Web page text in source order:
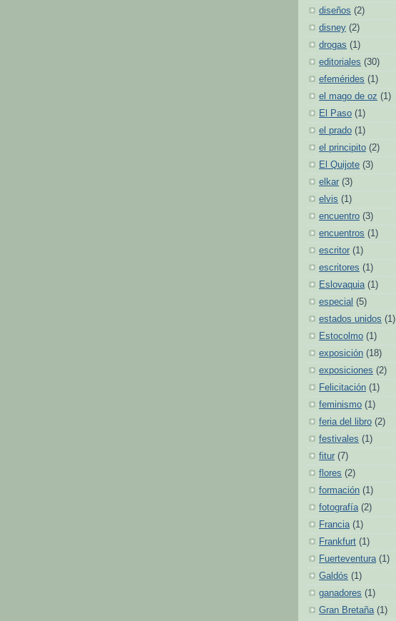
diseños (2)
disney (2)
drogas (1)
editoriales (30)
efemérides (1)
el mago de oz (1)
El Paso (1)
el prado (1)
el principito (2)
El Quijote (3)
elkar (3)
elvis (1)
encuentro (3)
encuentros (1)
escritor (1)
escritores (1)
Eslovaquia (1)
especial (5)
estados unidos (1)
Estocolmo (1)
exposición (18)
exposiciones (2)
Felicitación (1)
feminismo (1)
feria del libro (2)
festivales (1)
fitur (7)
flores (2)
formación (1)
fotografía (2)
Francia (1)
Frankfurt (1)
Fuerteventura (1)
Galdós (1)
ganadores (1)
Gran Bretaña (1)